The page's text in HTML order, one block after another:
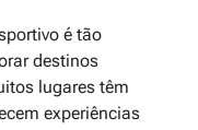
é tão
destinos
lugares têm
experiências